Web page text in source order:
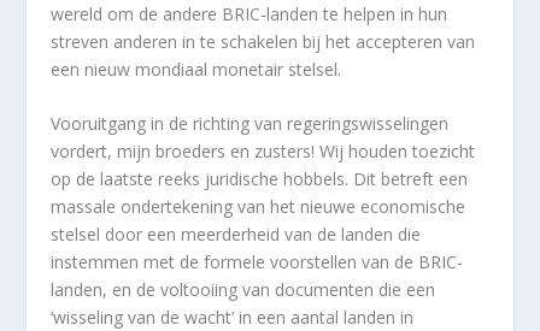
wereld om de andere BRIC-landen te helpen in hun
streven anderen in te schakelen bij het accepteren van
een nieuw mondiaal monetair stelsel.
Vooruitgang in de richting van regeringswisselingen
vordert, mijn broeders en zusters! Wij houden toezicht
op de laatste reeks juridische hobbels. Dit betreft een
massale ondertekening van het nieuwe economische
stelsel door een meerderheid van de landen die
instemmen met de formele voorstellen van de BRIC-
landen, en de voltooiing van documenten die een
‘wisseling van de wacht’ in een aantal landen in